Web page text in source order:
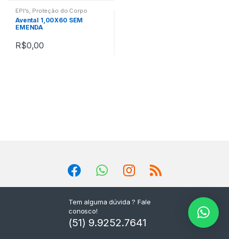
EPI's, Proteção do Corpo
Avental 1,00X60 SEM
EMENDA
R$0,00
Tem alguma dúvida ? Fale
conosco!
(51) 9.9252.7641